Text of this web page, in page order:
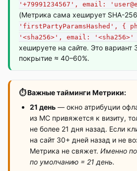
'+79991234567', email:
(Метрика сама хеширует SHA-
'firstPartyParamsHashed', {
'<sha256>', email:
хешируете на сайте. Это
покрытие ≈ 40–60%.
⏱ Важные тайминги Метрики:
21 день — окно атрибуции
из МС привяжется к визиту,
не более 21 дня назад. Если
на сайт 30+ дней назад и не
Метрика не свяжет. Именно
по умолчанию = 21 день.